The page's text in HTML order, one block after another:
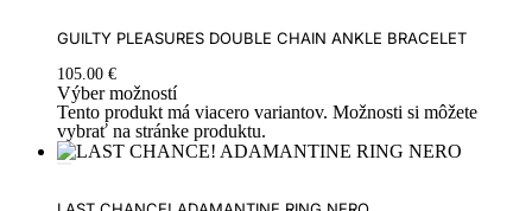
GUILTY PLEASURES DOUBLE CHAIN ANKLE BRACELET
105.00 €
Výber možností
Tento produkt má viacero variantov. Možnosti si môžete
vybrať na stránke produktu.